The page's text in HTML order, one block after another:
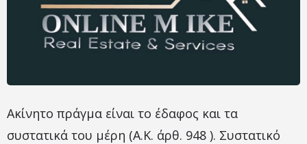
Ακίνητο πράγμα είναι το έδαφος και τα
συστατικά του μέρη (Α.Κ. άρθ. 948 ). Συστατικό